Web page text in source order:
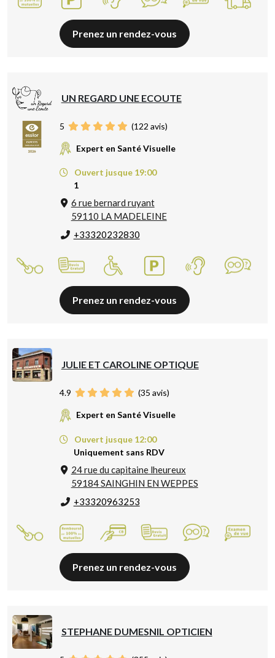
Prenez un rendez-vous
UN REGARD UNE ECOUTE
5 (122 avis)
Expert en Santé Visuelle
Ouvert jusque 19:00
1
6 rue bernard ruyant
59110 LA MADELEINE
+33320232830
Prenez un rendez-vous
JULIE ET CAROLINE OPTIQUE
4.9 (35 avis)
Expert en Santé Visuelle
Ouvert jusque 12:00
Uniquement sans RDV
24 rue du capitaine lheureux
59184 SAINGHIN EN WEPPES
+33320963253
Prenez un rendez-vous
STEPHANE DUMESNIL OPTICIEN